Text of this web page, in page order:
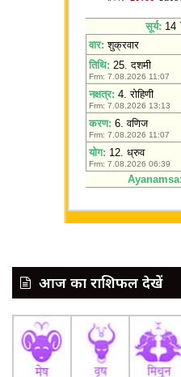
आज का राशिफल देखें